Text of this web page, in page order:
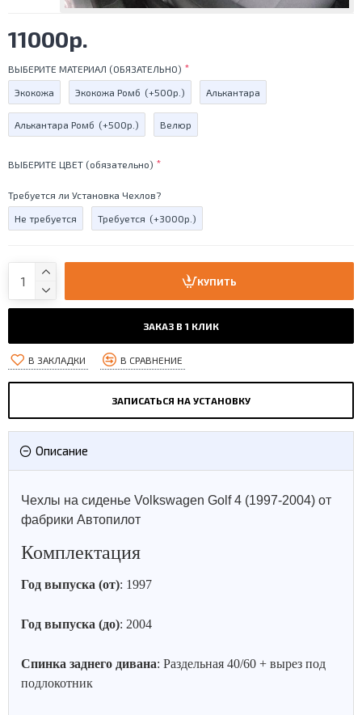
11000р.
ВЫБЕРИТЕ МАТЕРИАЛ (ОБЯЗАТЕЛЬНО)
Экокожа Экокожа Ромб (+500р.) Алькантара
Алькантара Ромб (+500р.) Велюр
ВЫБЕРИТЕ ЦВЕТ (обязательно)
Требуется ли Установка Чехлов?
Не требуется Требуется (+3000р.)
КУПИТЬ
ЗАКАЗ В 1 КЛИК
В ЗАКЛАДКИ В СРАВНЕНИЕ
ЗАПИСАТЬСЯ НА УСТАНОВКУ
Описание
Чехлы на сиденье Volkswagen Golf 4 (1997-2004) от
фабрики Автопилот
Комплектация
Год выпуска (от): 1997
Год выпуска (до): 2004
Спинка заднего дивана: Раздельная 40/60 + вырез под
подлокотник